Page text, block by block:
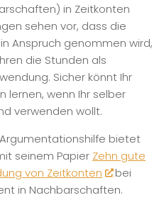
in Zeitkonten
sehen vor, dass die
Anspruch genommen wird,
die Stunden als
Sicher könnt Ihr
lernen, wenn Ihr selber
verwenden wollt.
bietet
seinem Papier Zehn gute
von Zeitkonten
bei
in Nachbarschaften.